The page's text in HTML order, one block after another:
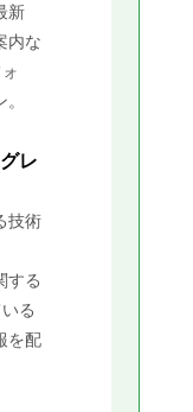
新
内な
レ
技術
する
る
を配